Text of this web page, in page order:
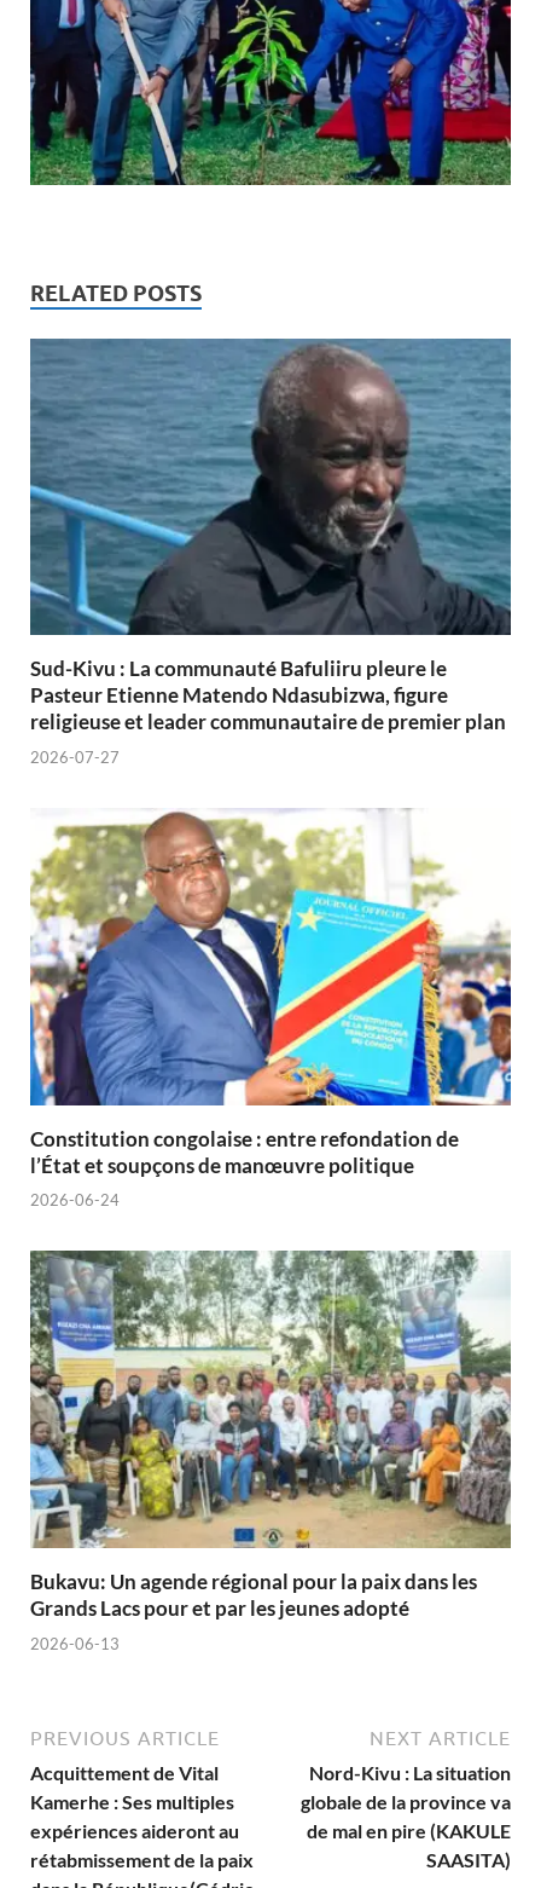
RELATED POSTS
Sud-Kivu : La communauté Bafuliiru pleure le
Pasteur Etienne Matendo Ndasubizwa, figure
religieuse et leader communautaire de premier plan
2026-07-27
Constitution congolaise : entre refondation de
l’État et soupçons de manœuvre politique
2026-06-24
Bukavu: Un agende régional pour la paix dans les
Grands Lacs pour et par les jeunes adopté
2026-06-13
PREVIOUS ARTICLE
Acquittement de Vital
Kamerhe : Ses multiples
expériences aideront au
rétabmissement de la paix
NEXT ARTICLE
Nord-Kivu : La situation
globale de la province va
de mal en pire (KAKULE
SAASITA)